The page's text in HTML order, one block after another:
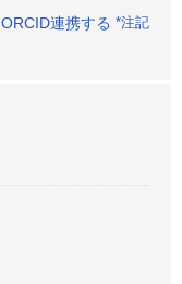
ORCID連携する *注記